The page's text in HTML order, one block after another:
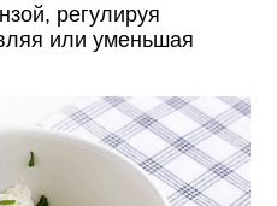
регулируя
или уменьшая